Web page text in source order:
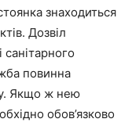
знаходиться
Дозвіл
повинна
Якщо ж нею
обов’язково